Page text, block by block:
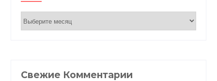
Архивы
Свежие Комментарии